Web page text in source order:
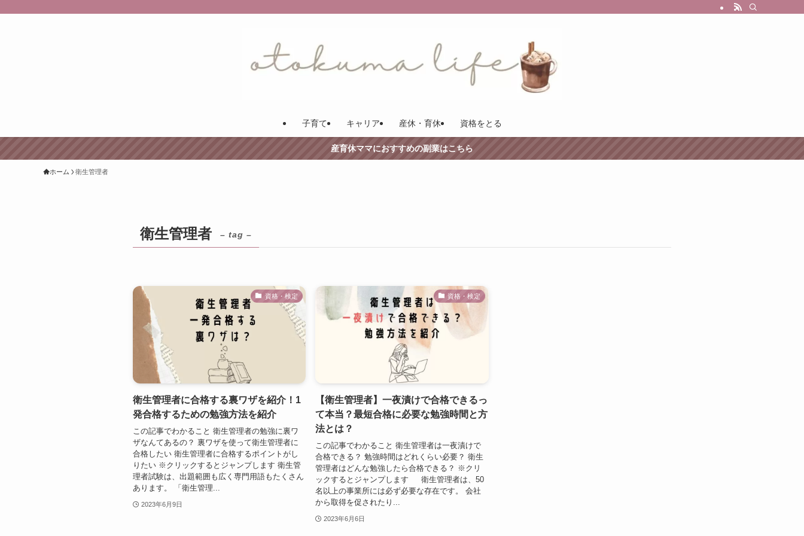
子育て キャリア 産休・育休 資格をとる
産育休ママにおすすめの副業はこちら
ホーム 衛生管理者
衛生管理者 – tag –
資格・検定
衛生管理者に合格する裏ワザを紹介！1
発合格するための勉強方法を紹介
この記事でわかること 衛生管理者の勉強に裏ワ
ザなんてあるの？ 裏ワザを使って衛生管理者に
合格したい 衛生管理者に合格するポイントがし
りたい ※クリックするとジャンプします 衛生管
理者試験は、出題範囲も広く専門用語もたくさん
あります。 「衛生管理...
2023年6月9日
資格・検定
【衛生管理者】一夜漬けで合格できるっ
て本当？最短合格に必要な勉強時間と方
法とは？
この記事でわかること 衛生管理者は一夜漬けで
合格できる？ 勉強時間はどれくらい必要？ 衛生
管理者はどんな勉強したら合格できる？ ※クリ
ックするとジャンプします 衛生管理者は、50
名以上の事業所には必ず必要な存在です。 会社
から取得を促されたり...
2023年6月6日